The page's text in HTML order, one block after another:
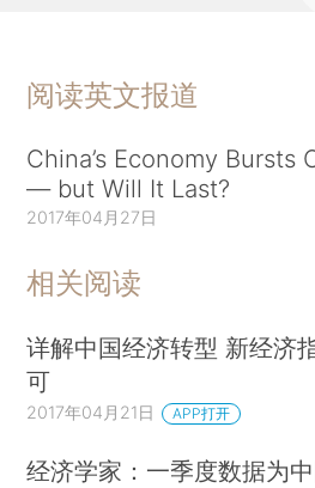
阅读英文报道
China’s Economy Bursts
— but Will It Last?
2017年04月27日
相关阅读
详解中国经济转型 新经济
可
2017年04月21日 APP打开
经济学家：一季度数据为